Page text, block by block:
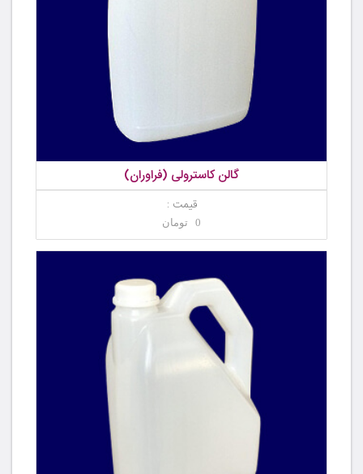
گالن کاسترولی (فراوران)
قیمت :
0 تومان